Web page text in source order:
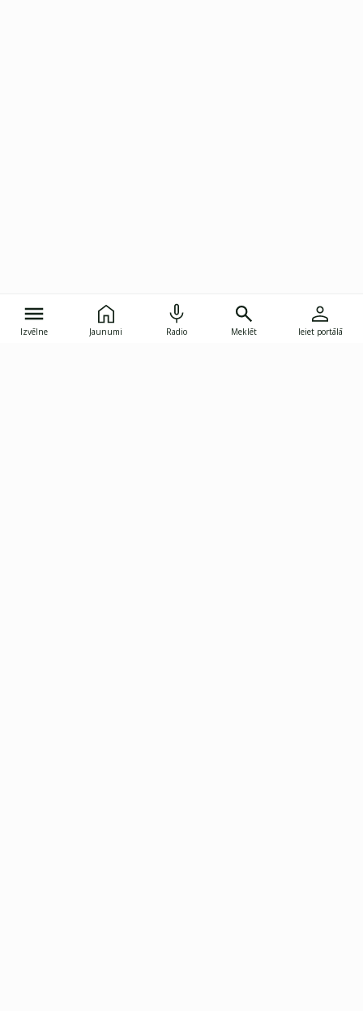
Izvēlne Jaunumi Radio Meklēt Ieiet portālā